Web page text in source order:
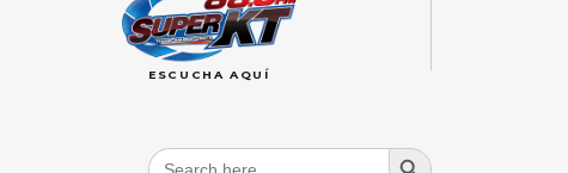
ESCUCHA AQUÍ
Search
Search Button